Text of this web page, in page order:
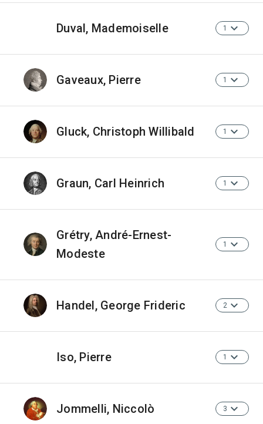
Duval, Mademoiselle 1
Gaveaux, Pierre 1
Gluck, Christoph Willibald 1
Graun, Carl Heinrich 1
Grétry, André-Ernest-
Modeste
1
Handel, George Frideric 2
Iso, Pierre 1
Jommelli, Niccolò 3